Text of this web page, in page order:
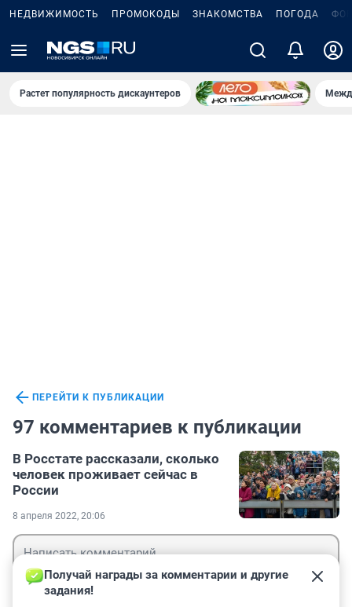
НЕДВИЖИМОСТЬ ПРОМОКОДЫ ЗНАКОМСТВА ПОГОДА
Растет популярность дискаунтеров
ПЕРЕЙТИ К ПУБЛИКАЦИИ
97 комментариев к публикации
В Росстате рассказали, сколько
человек проживает сейчас в
России
8 апреля 2022, 20:06
Получай награды за комментарии и другие
задания!